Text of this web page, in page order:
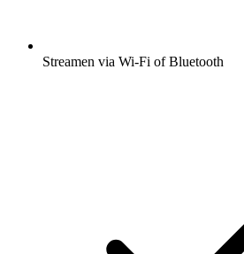
Streamen via Wi-Fi of Bluetooth